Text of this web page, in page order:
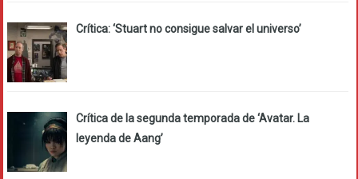
Crítica: ‘Stuart no consigue salvar el universo’
Crítica de la segunda temporada de ‘Avatar. La
leyenda de Aang’